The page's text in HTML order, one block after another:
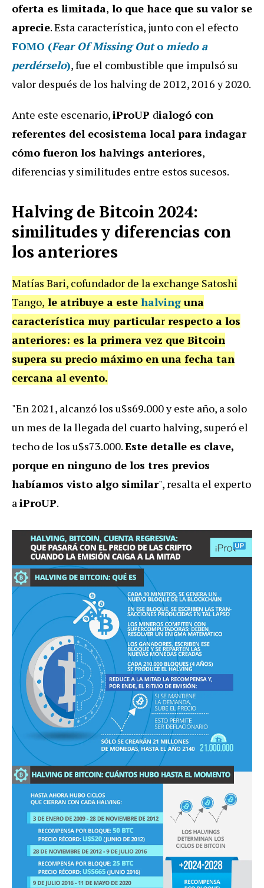
oferta es limitada, lo que hace que su valor se
aprecie. Esta característica, junto con el efecto
FOMO (Fear Of Missing Outo miedo a
perdérselo), fue el combustible que impulsó su
valor después de los halving de 2012, 2016 y 2020.
Ante este escenario,iProUP dialogó con
referentes del ecosistema local para indagar
cómo fueron los halvings anteriores,
diferencias y similitudes entre estos sucesos.
Halving de Bitcoin 2024:
similitudes y diferencias con
los anteriores
Matías Bari, cofundador de la exchange Satoshi
Tango, le atribuye a este halving una
característica muy particular respecto a los
anteriores: es la primera vez que Bitcoin
supera su precio máximo en una fecha tan
cercana al evento.
"En 2021, alcanzó los u$s69.000 y este año, a solo
un mes de la llegada del cuarto halving, superó el
techo de los u$s73.000.Este detalle es clave,
porque en ninguno de los tres previos
habíamos visto algo similar", resalta el experto
aiProUP.